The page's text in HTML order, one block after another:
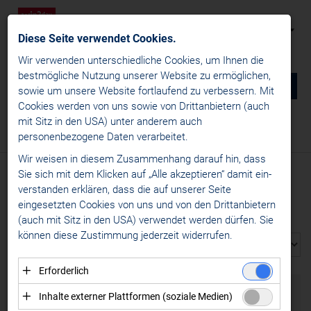
0 DE
NEWS
Logos win2day ICE Hockey League
Logos Alps Hockey League
Logos win2day Austrian Women's Hockey League
Ligalogo
Teamlogos
Fotos Yasmin Stepina
Logos European Women's Hockey League
Media / Logos win2day Austrian Women's Hockey League
Fotos Yasmin Stepina
MEDIA FOTOS YASMIN STEPINA
Alle 2024
Diese Seite verwendet Cookies.
Wir verwenden unterschiedliche Cookies, um Ihnen die
best­mögliche Nutzung unserer Website zu ermöglichen,
sowie um unsere Website fortlaufend zu verbessern. Mit
Cookies werden von uns sowie von Drittanbietern (auch
mit Sitz in den USA) unter anderem auch
personenbezogene Daten verarbeitet.
Wir weisen in diesem Zusammenhang darauf hin, dass
Sie sich mit dem Klicken auf „Alle akzeptieren“ damit ein­
ver­standen erklären, dass die auf unserer Seite
eingesetzten Cookies von uns und von den Drittanbietern
(auch mit Sitz in den USA) verwendet werden dürfen. Sie
können diese Zustimmung jederzeit widerrufen.
Erforderlich
Essenzielle Cookies ermöglichen grundlegende
Funktionen und sind für die einwandfreie Funktion der
Inhalte externer Plattformen (soziale Medien)